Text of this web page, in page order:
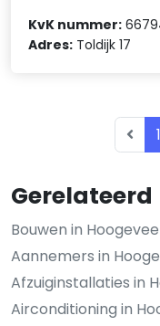
Gerelateerd
Bouwen in
Aannemers in
Afzuiginstallaties in
Airconditioning in
KvK nummer:
Adres: Toldijk 17
1